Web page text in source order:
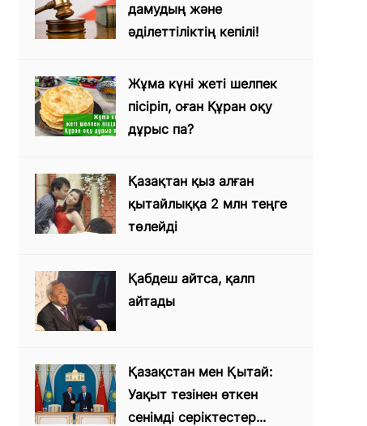
дамудың және
әділеттіліктің кепілі!
Жұма күні жеті шелпек
пісіріп, оған Құран оқу
дұрыс па?
Қазақтан қыз алған
қытайлыққа 2 млн теңге
төлейді
Қабдеш айтса, қалп
айтады
Қазақстан мен Қытай:
Уақыт тезінен өткен
сенімді серіктестер...